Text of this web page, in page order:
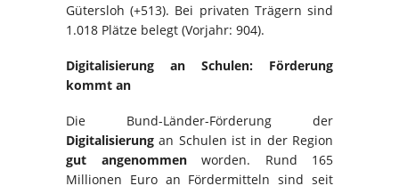
Gütersloh (+513). Bei privaten Trägern sind
1.018 Plätze belegt (Vorjahr: 904).
Digitalisierung an Schulen: Förderung
kommt an
Die Bund-Länder-Förderung der
Digitalisierung an Schulen ist in der Region
gut angenommenworden. Rund 165
Millionen Euro an Fördermitteln sind seit